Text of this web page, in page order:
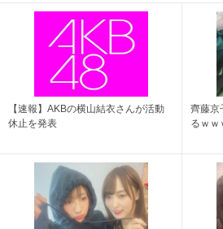
【速報】AKBの横山結衣さんが活動
休止を発表
齊藤京
るｗｗ